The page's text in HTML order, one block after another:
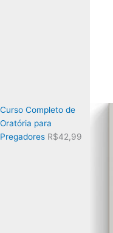
Curso Completo de
Oratória para
Pregadores R$42,99